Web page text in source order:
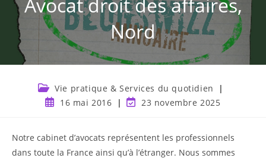
Nord
Vie pratique & Services du quotidien
16 mai 2016
23 novembre 2025
Notre cabinet d’avocats représentent les professionnels
dans toute la France ainsi qu’à l’étranger. Nous sommes